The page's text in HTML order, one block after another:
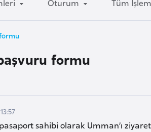
Oturum Tüm
formu
sahibi olarak Umman’ı